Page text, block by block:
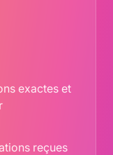
exactes et
reçues